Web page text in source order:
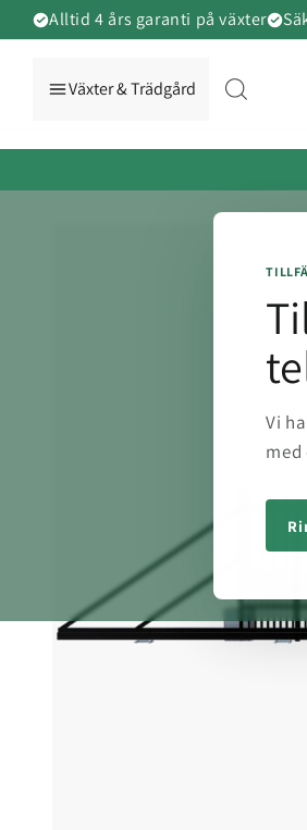
vidare
till
Alltid 4 års garanti på växter
Växter & Trädgård
Vi